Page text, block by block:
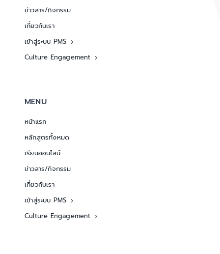
ข่าวสาร/กิจกรรม
เกี่ยวกับเรา
เข้าสู่ระบบ PMS
Culture Engagement
MENU
หน้าแรก
หลักสูตรทั้งหมด
เรียนออนไลน์
ข่าวสาร/กิจกรรม
เกี่ยวกับเรา
เข้าสู่ระบบ PMS
Culture Engagement